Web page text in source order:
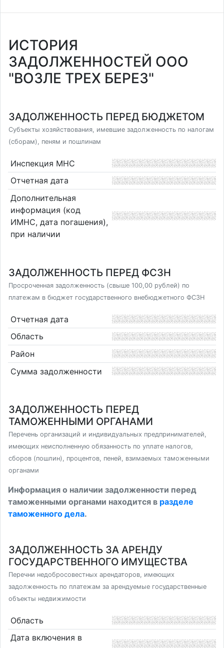
ИСТОРИЯ
ЗАДОЛЖЕННОСТЕЙ ООО
"ВОЗЛЕ ТРЕХ БЕРЕЗ"
ЗАДОЛЖЕННОСТЬ ПЕРЕД БЮДЖЕТОМ
Субъекты хозяйствования, имевшие задолженность по налогам
(сборам), пеням и пошлинам
Инспекция МНС
Отчетная дата
Дополнительная
информация (код
ИМНС, дата погашения),
при наличии
ЗАДОЛЖЕННОСТЬ ПЕРЕД ФСЗН
Просроченная задолженность (свыше 100,00 рублей) по
платежам в бюджет государственного внебюджетного ФСЗН
Отчетная дата
Область
Район
Сумма задолженности
ЗАДОЛЖЕННОСТЬ ПЕРЕД
ТАМОЖЕННЫМИ ОРГАНАМИ
Перечень организаций и индивидуальных предпринимателей,
имеющих неисполненную обязанность по уплате налогов,
сборов (пошлин), процентов, пеней, взимаемых таможенными
органами
Информация о наличии задолженности перед
таможенными органами находится в разделе
таможенного дела.
ЗАДОЛЖЕННОСТЬ ЗА АРЕНДУ
ГОСУДАРСТВЕННОГО ИМУЩЕСТВА
Перечни недобросовестных арендаторов, имеющих
задолженность по платежам за арендуемые государственные
объекты недвижимости
Область
Дата включения в